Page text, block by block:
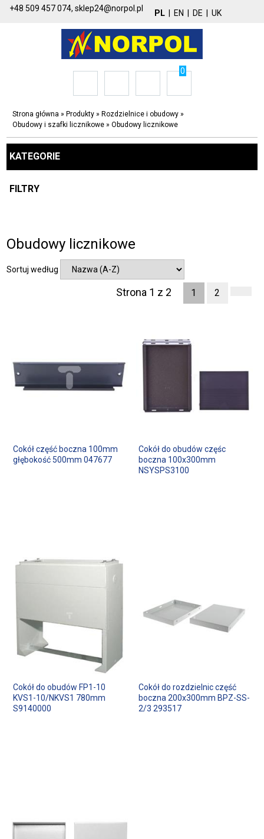
+48 509 457 074,sklep24@norpol.pl PL EN DE UK
0
Strona główna » Produkty » Rozdzielnice i obudowy »
Obudowy i szafki licznikowe »Obudowy licznikowe
KATEGORIE
FILTRY
Obudowy licznikowe
Sortuj według
Strona 1 z 2 1 2
Cokół część boczna 100mm
głębokość 500mm 047677
Cokół do obudów częśc
boczna 100x300mm
NSYSPS3100
Cokół do obudów FP1-10
KVS1-10/NKVS1 780mm
S9140000
Cokół do rozdzielnic część
boczna 200x300mm BPZ-SS-
2/3 293517